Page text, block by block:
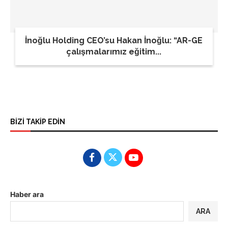
İnoğlu Holding CEO’su Hakan İnoğlu: “AR-GE
çalışmalarımız eğitim...
BİZİ TAKİP EDİN
Haber ara
ARA